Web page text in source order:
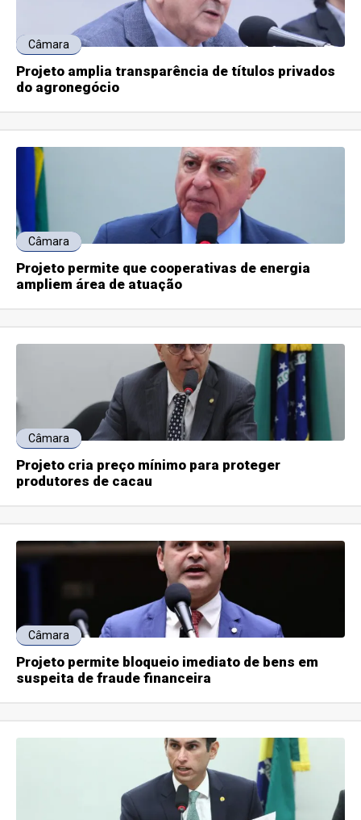
Câmara
Projeto amplia transparência de títulos privados
do agronegócio
Câmara
Projeto permite que cooperativas de energia
ampliem área de atuação
Câmara
Projeto cria preço mínimo para proteger
produtores de cacau
Câmara
Projeto permite bloqueio imediato de bens em
suspeita de fraude financeira